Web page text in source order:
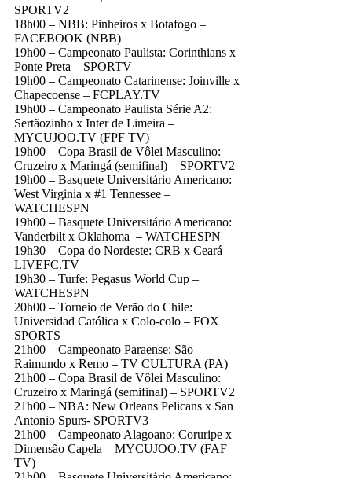
SPORTV2
18h00 – NBB: Pinheiros x Botafogo –
FACEBOOK (NBB)
19h00 – Campeonato Paulista: Corinthians x
Ponte Preta – SPORTV
19h00 – Campeonato Catarinense: Joinville x
Chapecoense – FCPLAY.TV
19h00 – Campeonato Paulista Série A2:
Sertãozinho x Inter de Limeira –
MYCUJOO.TV (FPF TV)
19h00 – Copa Brasil de Vôlei Masculino:
Cruzeiro x Maringá (semifinal) – SPORTV2
19h00 – Basquete Universitário Americano:
West Virginia x #1 Tennessee –
WATCHESPN
19h00 – Basquete Universitário Americano:
Vanderbilt x Oklahoma – WATCHESPN
19h30 – Copa do Nordeste: CRB x Ceará –
LIVEFC.TV
19h30 – Turfe: Pegasus World Cup –
WATCHESPN
20h00 – Torneio de Verão do Chile:
Universidad Católica x Colo-colo – FOX
SPORTS
21h00 – Campeonato Paraense: São
Raimundo x Remo – TV CULTURA (PA)
21h00 – Copa Brasil de Vôlei Masculino:
Cruzeiro x Maringá (semifinal) – SPORTV2
21h00 – NBA: New Orleans Pelicans x San
Antonio Spurs- SPORTV3
21h00 – Campeonato Alagoano: Coruripe x
Dimensão Capela – MYCUJOO.TV (FAF
TV)